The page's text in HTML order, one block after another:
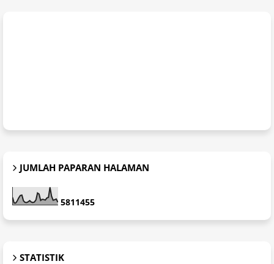
JUMLAH PAPARAN HALAMAN
5811455
STATISTIK